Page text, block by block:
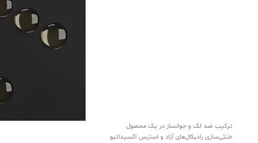
ترکیب ضد لک و جوانساز در یک محصول
خنثی‌سازی رادیکال‌های آزاد و استرس اکسیداتیو